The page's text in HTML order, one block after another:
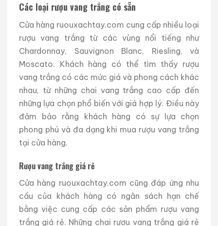
Các loại rượu vang trắng có sẵn
Cửa hàng ruouxachtay.com cung cấp nhiều loại
rượu vang trắng từ các vùng nổi tiếng như
Chardonnay, Sauvignon Blanc, Riesling, và
Moscato. Khách hàng có thể tìm thấy rượu
vang trắng có các mức giá và phong cách khác
nhau, từ những chai vang trắng cao cấp đến
những lựa chọn phổ biến với giá hợp lý. Điều này
đảm bảo rằng khách hàng có sự lựa chọn
phong phú và đa dạng khi mua rượu vang trắng
tại cửa hàng.
Rượu vang trắng giá rẻ
Cửa hàng ruouxachtay.com cũng đáp ứng nhu
cầu của khách hàng có ngân sách hạn chế
bằng việc cung cấp các sản phẩm rượu vang
trắng giá rẻ. Những chai rượu vang trắng giá rẻ